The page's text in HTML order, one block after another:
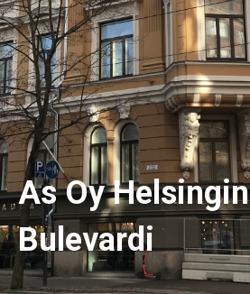
As Oy Helsingin
Bulevardi